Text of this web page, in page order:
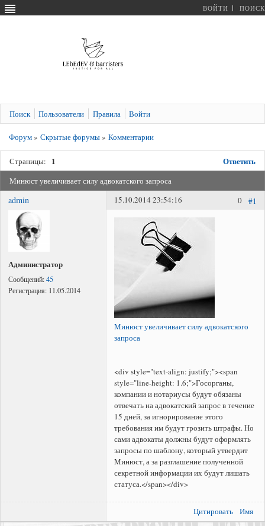
ВОЙТИ ПОИСК
Поиск Пользователи Правила Войти
Форум» Скрытые форумы» Комментарии
Страницы: 1 Ответить
Минюст увеличивает силу адвокатского запроса
admin
Администратор
Сообщений:45
Регистрация: 11.05.2014
#1
0
15.10.2014 23:54:16
Минюст увеличивает силу адвокатского
запроса
<div style="text-align: justify;"><span
style="line-height: 1.6;">Госорганы,
компании и нотариусы будут обязаны
отвечать на адвокатский запрос в течение
15 дней, за игнорирование этого
требования им будут грозить штрафы. Но
сами адвокаты должны будут оформлять
запросы по шаблону, который утвердит
Минюст, а за разглашение полученной
секретной информации их будут лишать
статуса.</span></div>
Цитировать Имя